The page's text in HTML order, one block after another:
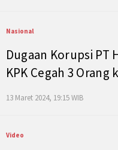
Nasional
Dugaan Korupsi PT
KPK Cegah 3 Orang
13 Maret 2024, 19:15 WIB
Video